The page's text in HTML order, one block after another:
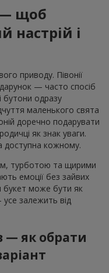
— щоб
настрій і
приводу. Півонії
— часто спосіб
бутони одразу
маленького свята
доречно подарувати
як знак уваги.
доступна кожному.
турботою та щирими
емоції без зайвих
букет може бути як
залежить від
— як обрати